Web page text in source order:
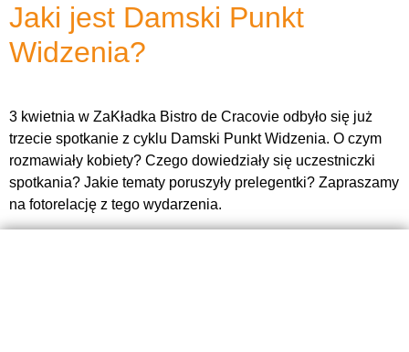
Jaki jest Damski Punkt
Widzenia?
3 kwietnia w ZaKładka Bistro de Cracovie odbyło się już
trzecie spotkanie z cyklu Damski Punkt Widzenia. O czym
rozmawiały kobiety? Czego dowiedziały się uczestniczki
spotkania? Jakie tematy poruszyły prelegentki? Zapraszamy
na fotorelację z tego wydarzenia.